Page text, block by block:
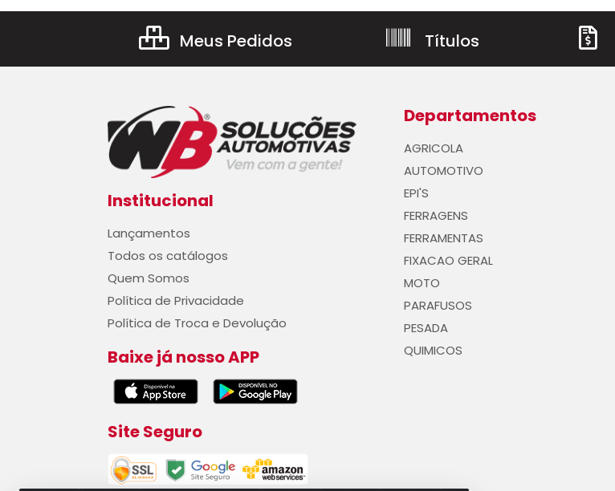
Meus Pedidos Títulos
Institucional
Lançamentos
Todos os catálogos
Quem Somos
Política de Privacidade
Política de Troca e Devolução
Baixe já nosso APP
Site Seguro
Departamentos
AGRICOLA
AUTOMOTIVO
EPI'S
FERRAGENS
FERRAMENTAS
FIXACAO GERAL
MOTO
PARAFUSOS
PESADA
QUIMICOS